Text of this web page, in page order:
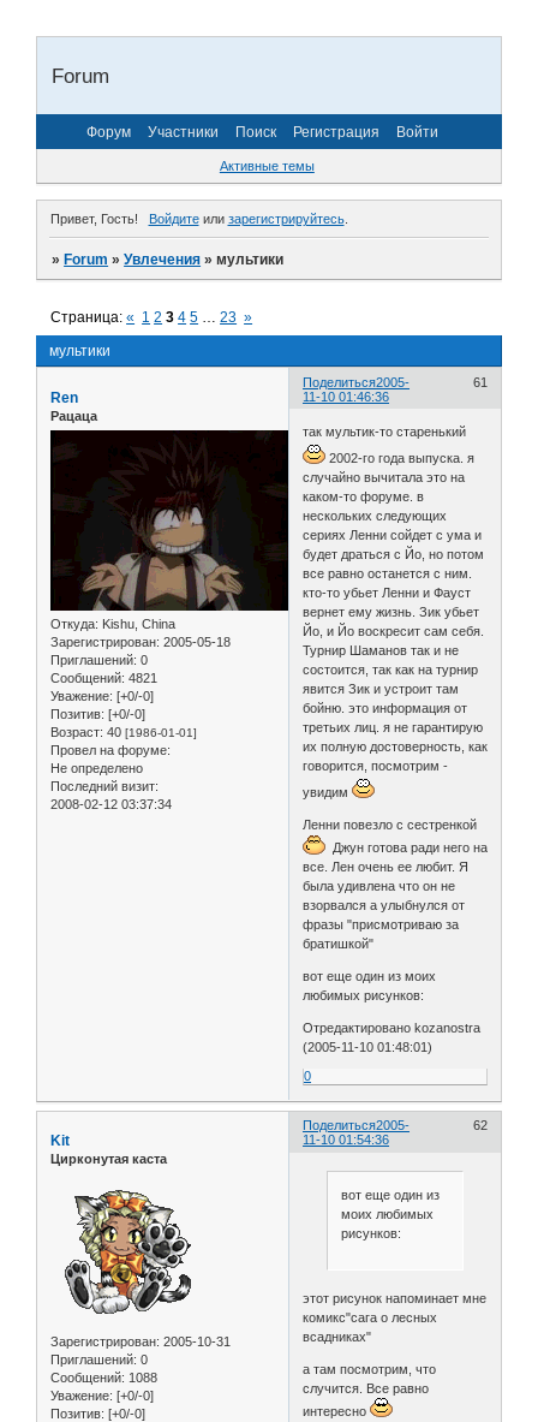
Forum
Форум Участники Поиск Регистрация Войти
Активные темы
Привет, Гость! Войдитеили зарегистрируйтесь.
»Forum »Увлечения »мультики
мультики
Страница:« 1 2 3 4 5 … 23 »
Поделиться 61
2005-
11-10 01:46:36
Ren
Рацаца
Откуда: Kishu, China
Зарегистрирован: 2005-05-18
Приглашений: 0
Сообщений: 4821
Уважение: [+0/-0]
Позитив: [+0/-0]
Возраст: 40 [1986-01-01]
Провел на форуме:
Не определено
Последний визит:
2008-02-12 03:37:34
так мультик-то старенький
2002-го года выпуска. я
случайно вычитала это на
каком-то форуме. в
нескольких следующих
сериях Ленни сойдет с ума и
будет драться с Йо, но потом
все равно останется с ним.
кто-то убьет Ленни и Фауст
вернет ему жизнь. Зик убьет
Йо, и Йо воскресит сам себя.
Турнир Шаманов так и не
состоится, так как на турнир
явится Зик и устроит там
бойню. это информация от
третьих лиц. я не гарантирую
их полную достоверность, как
говорится, посмотрим -
увидим
Ленни повезло с сестренкой
Джун готова ради него на
все. Лен очень ее любит. Я
была удивлена что он не
взорвался а улыбнулся от
фразы "присмотриваю за
братишкой"
вот еще один из моих
любимых рисунков:
Отредактировано kozanostra
(2005-11-10 01:48:01)
0
Поделиться 62
2005-
11-10 01:54:36
Kit
Цирконутая каста
Зарегистрирован: 2005-10-31
Приглашений: 0
Сообщений: 1088
Уважение: [+0/-0]
Позитив: [+0/-0]
вот еще один из
моих любимых
рисунков:
этот рисунок напоминает мне
комикс"сага о лесных
всадниках"
а там посмотрим, что
случится. Все равно
интересно